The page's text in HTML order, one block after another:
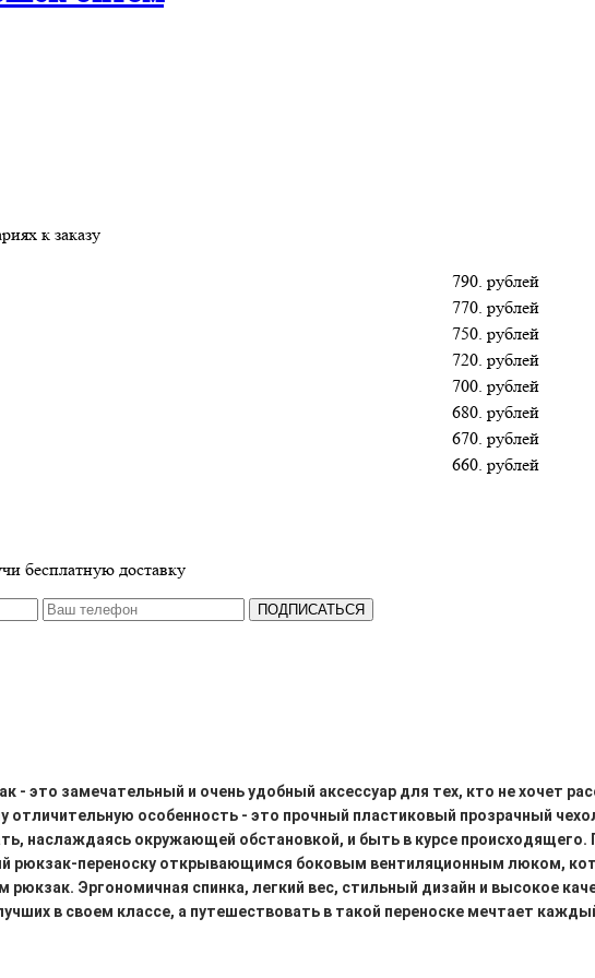
к заказу
790. рублей
770. рублей
750. рублей
720. рублей
700. рублей
680. рублей
670. рублей
660. рублей
бесплатную доставку
ПОДПИСАТЬСЯ
- это замечательный и очень удобный аксессуар для тех, кто не хочет
отличительную особенность - это прочный пластиковый прозрачный
наслаждаясь окружающей обстановкой, и быть в курсе
рюкзак-переноску открывающимся боковым вентиляционным люком,
Эргономичная спинка, легкий вес, стильный дизайн и высокое
в своем классе, а путешествовать в такой переноске мечтает